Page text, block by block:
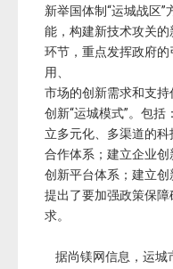
新举国体制“运城战区
能，构建新技术攻关
环节，重点发挥政府
用、
市场的创新需求和支
创新“运城模式”。包
立多元化、多渠道的
合作体系；建立企业
创新平台体系；建立
提出了要加强政策保
求。
据尚镁网信息，运城